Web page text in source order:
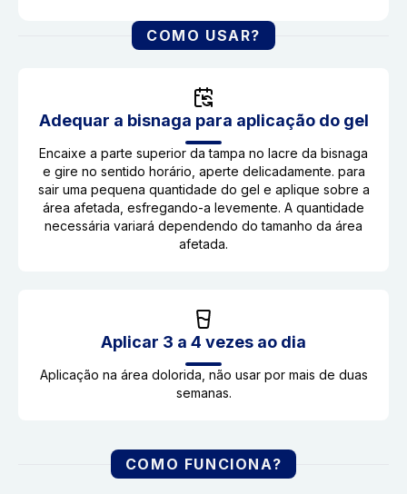
COMO USAR?
Adequar a bisnaga para aplicação do gel
Encaixe a parte superior da tampa no lacre da bisnaga
e gire no sentido horário, aperte delicadamente. para
sair uma pequena quantidade do gel e aplique sobre a
área afetada, esfregando-a levemente. A quantidade
necessária variará dependendo do tamanho da área
afetada.
Aplicar 3 a 4 vezes ao dia
Aplicação na área dolorida, não usar por mais de duas
semanas.
COMO FUNCIONA?